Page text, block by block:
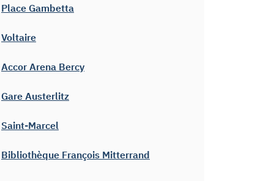
Place Gambetta
Voltaire
Accor Arena Bercy
Gare Austerlitz
Saint-Marcel
Bibliothèque François Mitterrand